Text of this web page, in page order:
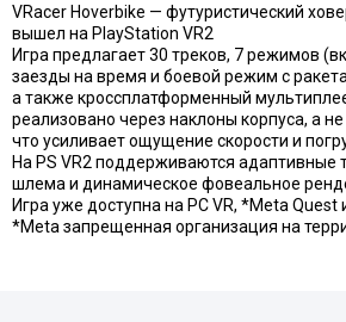
VRacer Hoverbike — футуристический
вышел на PlayStation VR2
Игра предлагает 30 треков, 7 режимов
заезды на время и боевой режим с
а также кроссплатформенный
реализовано через наклоны корпуса, а
что усиливает ощущение скорости и
На PS VR2 поддерживаются адаптивные
шлема и динамическое фовеальное
Игра уже доступна на PC VR, *Meta Quest
*Meta запрещенная организация на